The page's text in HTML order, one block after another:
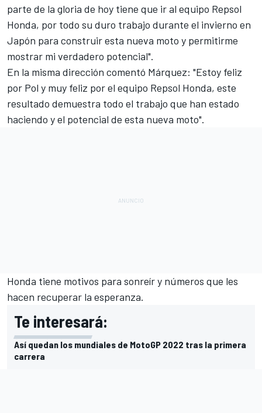
parte de la gloria de hoy tiene que ir al equipo Repsol
Honda, por todo su duro trabajo durante el invierno en
Japón para construir esta nueva moto y permitirme
mostrar mi verdadero potencial".
En la misma dirección comentó Márquez: "Estoy feliz
por Pol y muy feliz por el equipo Repsol Honda, este
resultado demuestra todo el trabajo que han estado
haciendo y el potencial de esta nueva moto".
Honda tiene motivos para sonreír y números que les
hacen recuperar la esperanza.
Te interesará:
Así quedan los mundiales de MotoGP 2022 tras la primera
carrera